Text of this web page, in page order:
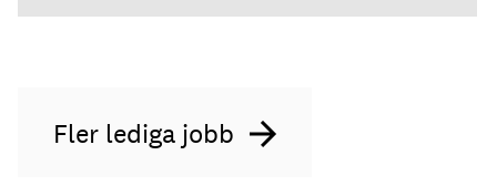
Fler lediga jobb